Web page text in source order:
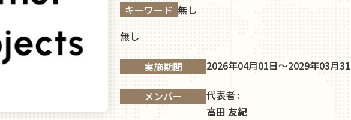
キーワード 無し
無し
実施期間 2026年04月01日～2029年03月
メンバー
代表者 :
高田 友紀